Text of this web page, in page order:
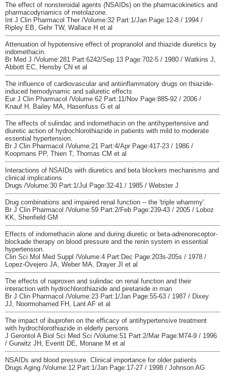
The effect of nonsteroidal agents (NSAIDs) on the pharmacokinetics and
pharmacodynamics of metolazone.
Int J Clin Pharmacol Ther /Volume:32 Part:1/Jan Page:12-8 / 1994 /
Ripley EB, Gehr TW, Wallace H et al
Attenuation of hypotensive effect of propranolol and thiazide diuretics by
indomethacin.
Br Med J /Volume:281 Part:6242/Sep 13 Page:702-5 / 1980 / Watkins J,
Abbott EC, Hensby CN et al
The influence of cardiovascular and antiinflammatory drugs on thiazide-
induced hemodynamic and saluretic effects
Eur J Clin Pharmacol /Volume:62 Part:11/Nov Page:885-92 / 2006 /
Knauf H, Bailey MA, Hasenfuss G et al
The effects of sulindac and indomethacin on the antihypertensive and
diuretic action of hydrochlorothiazide in patients with mild to moderate
essential hypertension.
Br J Clin Pharmacol /Volume:21 Part:4/Apr Page:417-23 / 1986 /
Koopmans PP, Thien T, Thomas CM et al
Interactions of NSAIDs with diuretics and beta blockers mechanisms and
clinical implications
Drugs /Volume:30 Part:1/Jul Page:32-41 / 1985 / Webster J
Drug combinations and impaired renal function -- the 'triple whammy'.
Br J Clin Pharmacol /Volume:59 Part:2/Feb Page:239-43 / 2005 / Loboz
KK, Shenfield GM
Effects of indomethacin alone and during diuretic or beta-adrenoreceptor-
blockade therapy on blood pressure and the renin system in essential
hypertension.
Clin Sci Mol Med Suppl /Volume:4 Part:Dec Page:203s-205s / 1978 /
Lopez-Ovejero JA, Weber MA, Drayer JI et al
The effects of naproxen and sulindac on renal function and their
interaction with hydrochlorothiazide and piretanide in man
Br J Clin Pharmacol /Volume:23 Part:1/Jan Page:55-63 / 1987 / Dixey
JJ, Noormohamed FH, Lant AF et al
The impact of ibuprofen on the efficacy of antihypertensive treatment
with hydrochlorothiazide in elderly persons
J Gerontol A Biol Sci Med Sci /Volume:51 Part:2/Mar Page:M74-9 / 1996
/ Gurwitz JH, Everitt DE, Monane M et al
NSAIDs and blood pressure. Clinical importance for older patients
Drugs Aging /Volume:12 Part:1/Jan Page:17-27 / 1998 / Johnson AG